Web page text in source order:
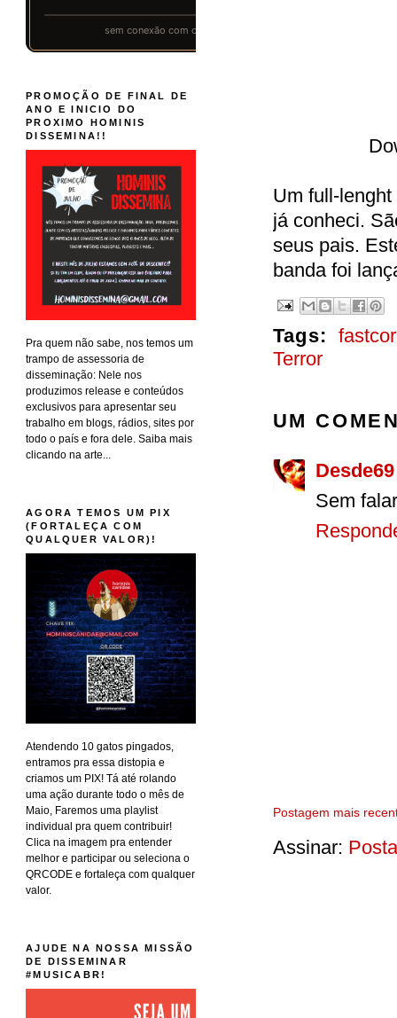
Um full-
já conheci.
seus pais.
banda foi
Tags:
Terror
UM
Desde69
Sem
Postagem mais
Assinar:
PROMOÇÃO DE FINAL DE
ANO E INICIO DO
PROXIMO HOMINIS
DISSEMINA!!
Pra quem não sabe, nos temos um
trampo de assessoria de
disseminação: Nele nos
produzimos release e conteúdos
exclusivos para apresentar seu
trabalho em blogs, rádios, sites por
todo o país e fora dele. Saiba mais
clicando na arte...
AGORA TEMOS UM PIX
(FORTALEÇA COM
QUALQUER VALOR)!
Atendendo 10 gatos pingados,
entramos pra essa distopia e
criamos um PIX! Tá até rolando
uma ação durante todo o mês de
Maio, Faremos uma playlist
individual pra quem contribuir!
Clica na imagem pra entender
melhor e participar ou seleciona o
QRCODE e fortaleça com qualquer
valor.
AJUDE NA NOSSA MISSÃO
DE DISSEMINAR
#MUSICABR!